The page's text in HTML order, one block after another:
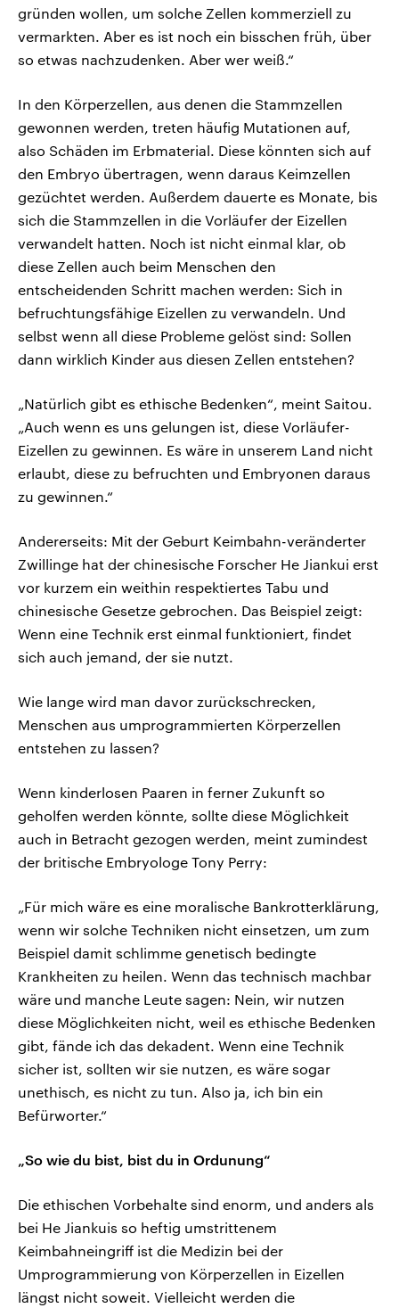
gründen wollen, um solche Zellen kommerziell zu
vermarkten. Aber es ist noch ein bisschen früh, über
so etwas nachzudenken. Aber wer weiß.“
In den Körperzellen, aus denen die Stammzellen
gewonnen werden, treten häufig Mutationen auf,
also Schäden im Erbmaterial. Diese könnten sich auf
den Embryo übertragen, wenn daraus Keimzellen
gezüchtet werden. Außerdem dauerte es Monate, bis
sich die Stammzellen in die Vorläufer der Eizellen
verwandelt hatten. Noch ist nicht einmal klar, ob
diese Zellen auch beim Menschen den
entscheidenden Schritt machen werden: Sich in
befruchtungsfähige Eizellen zu verwandeln. Und
selbst wenn all diese Probleme gelöst sind: Sollen
dann wirklich Kinder aus diesen Zellen entstehen?
„Natürlich gibt es ethische Bedenken“, meint Saitou.
„Auch wenn es uns gelungen ist, diese Vorläufer-
Eizellen zu gewinnen. Es wäre in unserem Land nicht
erlaubt, diese zu befruchten und Embryonen daraus
zu gewinnen.“
Andererseits: Mit der Geburt Keimbahn-veränderter
Zwillinge hat der chinesische Forscher He Jiankui erst
vor kurzem ein weithin respektiertes Tabu und
chinesische Gesetze gebrochen. Das Beispiel zeigt:
Wenn eine Technik erst einmal funktioniert, findet
sich auch jemand, der sie nutzt.
Wie lange wird man davor zurückschrecken,
Menschen aus umprogrammierten Körperzellen
entstehen zu lassen?
Wenn kinderlosen Paaren in ferner Zukunft so
geholfen werden könnte, sollte diese Möglichkeit
auch in Betracht gezogen werden, meint zumindest
der britische Embryologe Tony Perry:
„Für mich wäre es eine moralische Bankrotterklärung,
wenn wir solche Techniken nicht einsetzen, um zum
Beispiel damit schlimme genetisch bedingte
Krankheiten zu heilen. Wenn das technisch machbar
wäre und manche Leute sagen: Nein, wir nutzen
diese Möglichkeiten nicht, weil es ethische Bedenken
gibt, fände ich das dekadent. Wenn eine Technik
sicher ist, sollten wir sie nutzen, es wäre sogar
unethisch, es nicht zu tun. Also ja, ich bin ein
Befürworter.“
„So wie du bist, bist du in Ordunung“
Die ethischen Vorbehalte sind enorm, und anders als
bei He Jiankuis so heftig umstrittenem
Keimbahneingriff ist die Medizin bei der
Umprogrammierung von Körperzellen in Eizellen
längst nicht soweit. Vielleicht werden die